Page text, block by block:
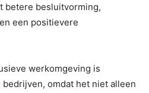
betere besluitvorming,
een positievere
werkomgeving is
omdat het niet alleen